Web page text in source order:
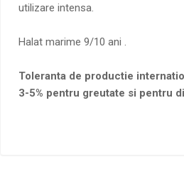
utilizare intensa.
Halat marime 9/10 ani .
Toleranta de productie
3-5% pentru greutate si pentru